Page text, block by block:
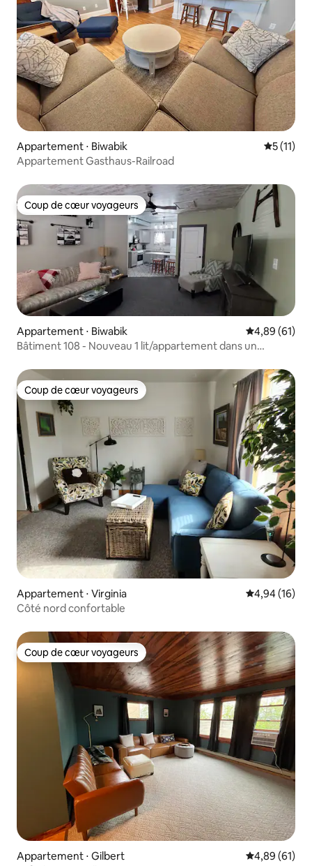
Appartement ⋅ Biwabik
5 (11)
Appartement Gasthaus-Railroad
Coup de cœur voyageurs
Coup de cœur voyageurs
Appartement ⋅ Biwabik Évaluation
4,89 (61)
Bâtiment 108 - Nouveau 1 lit/appartement dans un
Coup de cœur voyageurs
Coup de cœur voyageurs
Appartement ⋅ Virginia Évaluation
4,94 (16)
Côté nord confortable
Coup de cœur voyageurs
Coup de cœur voyageurs
Appartement ⋅ Gilbert Évaluation
4,89 (61)